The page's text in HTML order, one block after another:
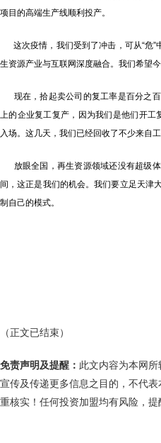
项目的高端生产线顺利投产。
这次疫情，我们受到了冲击，可从“危”
生资源产业与互联网深度融合。我们希望
现在，拾起卖公司的复工率是百分之
上的企业复工复产，因为我们是他们开
入场。这几天，我们已经回收了不少来自
放眼全国，再生资源领域还没有超级
间，这正是我们的机会。我们要立足天津
制自己的模式。
（正文已结束）
免责声明及提醒： 此文内容为本网
宣传及传递更多信息之目的，不代
重核实！任何投资加盟均有风险，提